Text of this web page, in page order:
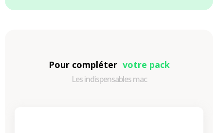
Pour compléter votre pack
Les indispensables mac